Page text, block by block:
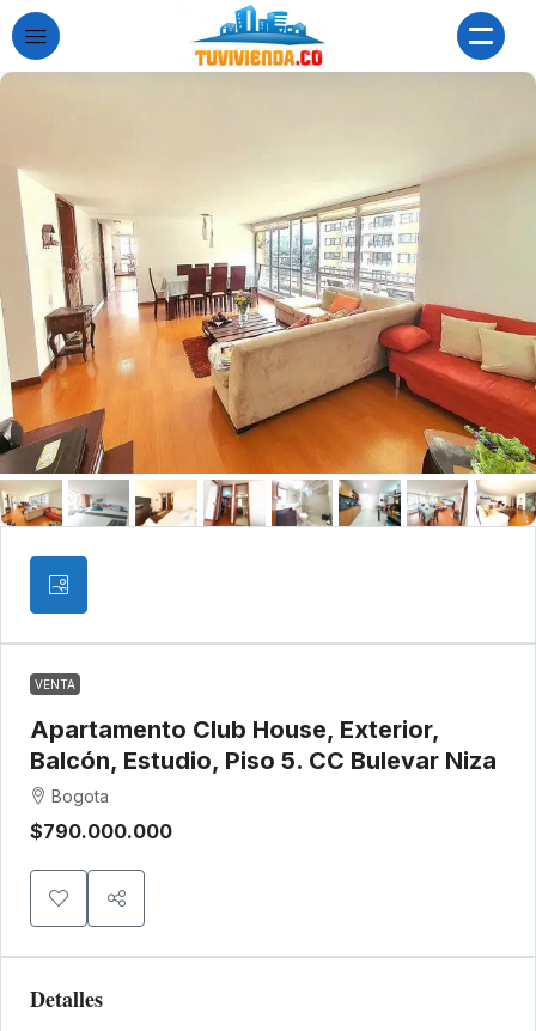
VENTA
Apartamento Club House, Exterior,
Balcón, Estudio, Piso 5. CC Bulevar Niza
Bogota
$790.000.000
Detalles